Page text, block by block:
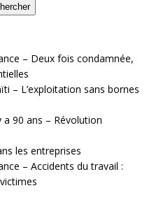
– Deux fois condamnée,
– L’exploitation sans bornes
a 90 ans – Révolution
les entreprises
– Accidents du travail :